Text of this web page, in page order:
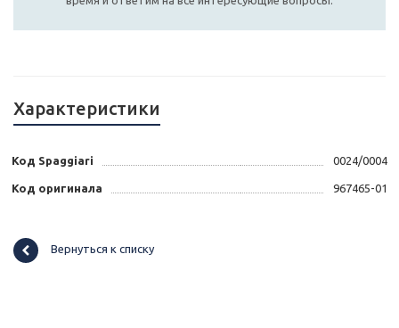
Характеристики
Код Spaggiari 0024/0004
Код оригинала 967465-01
Вернуться к списку